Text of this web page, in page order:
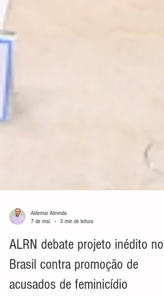
Aldemar Almeida
7 de mai.
3 min de leitura
ALRN debate projeto inédito no
Brasil contra promoção de